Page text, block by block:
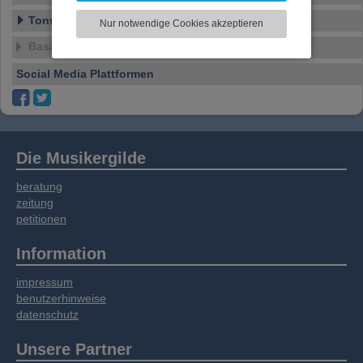
zu analysieren. Dabei werden ggf.
Informationen zu Ihrer Verwendung unserer
soziale Medien, Werbung und Analysen
weitergegeben. Unsere Partner führen diese
Nur notwendige Cookies akzeptieren
Tonstudio
Basar
Social Media Plattformen
Die Musikergilde
beratung
zeitung
petitionen
Information
impressum
benutzerhinweise
datenschutz
Unsere Partner